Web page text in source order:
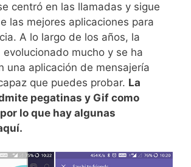
centró en las llamadas y sigue
las mejores aplicaciones para
A lo largo de los años, la
evolucionado mucho y se ha
una aplicación de mensajería
que puedes probar. La
pegatinas y Gif como
lo que hay algunas